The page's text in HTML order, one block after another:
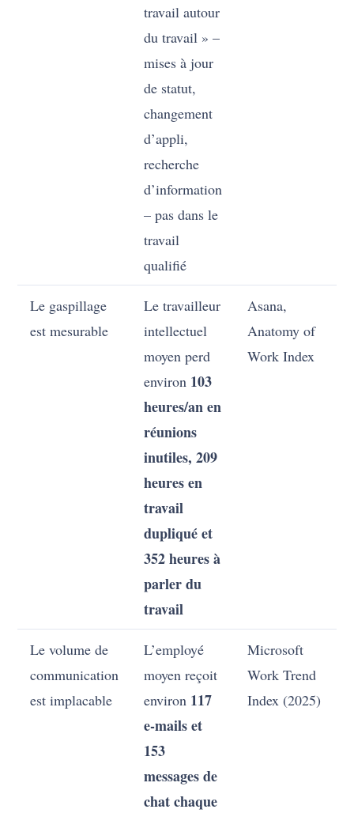
travail autour
du travail » –
mises à jour
de statut,
changement
d’appli,
recherche
d’information
– pas dans le
travail
qualifié
Le gaspillage
est mesurable
Le travailleur
intellectuel
moyen perd
environ 103
heures/an en
réunions
inutiles, 209
heures en
travail
dupliqué et
352 heures à
parler du
travail
Asana,
Anatomy of
Work Index
Le volume de
communication
est implacable
L’employé
moyen reçoit
environ 117
e-mails et
153
messages de
chat chaque
Microsoft
Work Trend
Index (2025)